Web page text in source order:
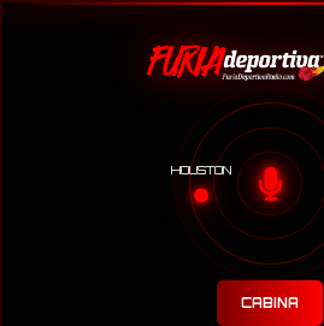
HOUSTON
CABINA